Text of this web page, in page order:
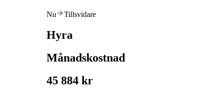
Nu Tillsvidare
Hyra
Månadskostnad
45 884 kr